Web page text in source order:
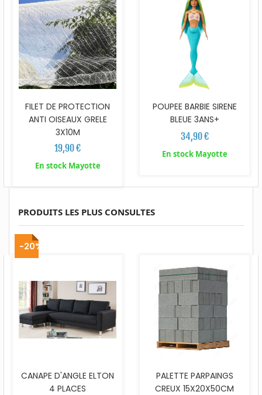
FILET DE PROTECTION
ANTI OISEAUX GRELE
3X10M
19,90 €
En stock Mayotte
POUPEE BARBIE SIRENE
BLEUE 3ANS+
34,90 €
En stock Mayotte
PRODUITS LES PLUS CONSULTES
-20%
CANAPE D'ANGLE ELTON
4 PLACES
PALETTE PARPAINGS
CREUX 15X20X50CM